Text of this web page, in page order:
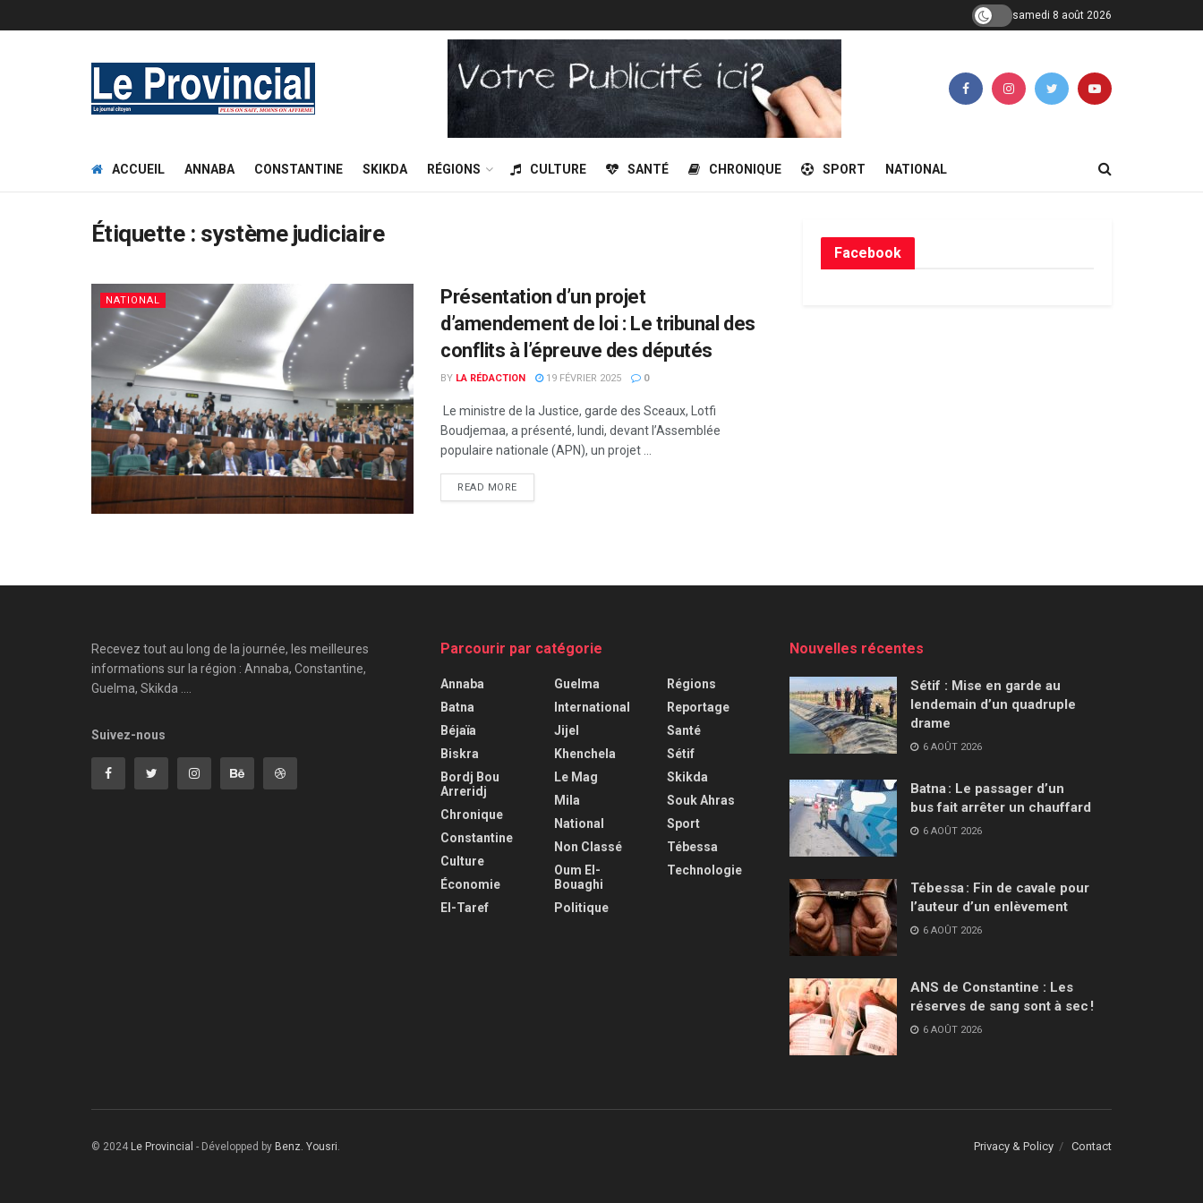
samedi 8 août 2026
ACCUEIL ANNABA CONSTANTINE SKIKDA RÉGIONS CULTURE SANTÉ CHRONIQUE SPORT NATIONAL
Étiquette : système judiciaire
NATIONAL
Présentation d’un projet
d’amendement de loi : Le tribunal des
conflits à l’épreuve des députés
BY LA RÉDACTION 19 FÉVRIER 2025 0
Le ministre de la Justice, garde des Sceaux, Lotfi
Boudjemaa, a présenté, lundi, devant l’Assemblée
populaire nationale (APN), un projet ...
READ MORE
Facebook
Recevez tout au long de la journée, les meilleures
informations sur la région : Annaba, Constantine,
Guelma, Skikda ....
Suivez-nous
Parcourir par catégorie
Annaba
Batna
Béjaïa
Biskra
Bordj Bou
Arreridj
Chronique
Constantine
Culture
Économie
El-Taref
Guelma
International
Jijel
Khenchela
Le Mag
Mila
National
Non Classé
Oum El-
Bouaghi
Politique
Régions
Reportage
Santé
Sétif
Skikda
Souk Ahras
Sport
Tébessa
Technologie
Nouvelles récentes
Sétif : Mise en garde au
lendemain d’un quadruple
drame
6 AOÛT 2026
Batna : Le passager d’un
bus fait arrêter un chauffard
6 AOÛT 2026
Tébessa : Fin de cavale pour
l’auteur d’un enlèvement
6 AOÛT 2026
ANS de Constantine : Les
réserves de sang sont à sec !
6 AOÛT 2026
Privacy & Policy Contact
© 2024 Le Provincial - Développed by Benz. Yousri